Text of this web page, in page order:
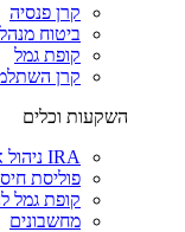
קרן פנסיה
ביטוח
קופת גמל
קרן
השקעות וכלים
IRA ניהול אישי
פוליסת
קופת גמל
מחשבונים